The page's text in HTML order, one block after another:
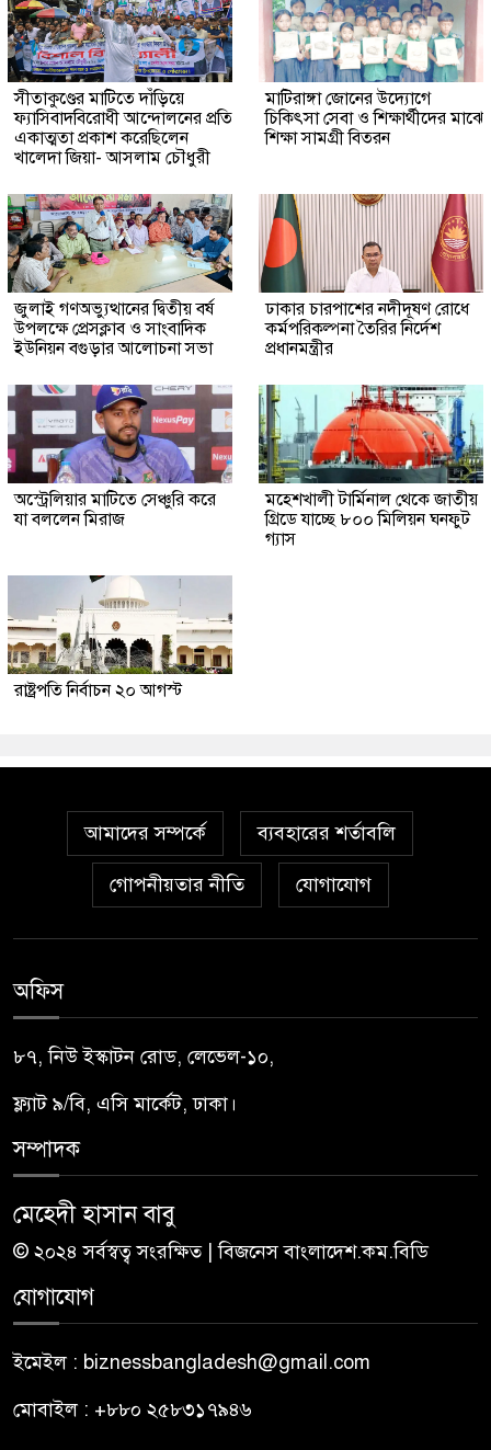
সীতাকুণ্ডের মাটিতে দাঁড়িয়ে
ফ্যাসিবাদবিরোধী আন্দোলনের প্রতি
একাত্মতা প্রকাশ করেছিলেন
খালেদা জিয়া- আসলাম চৌধুরী
মাটিরাঙ্গা জোনের উদ্যোগে
চিকিৎসা সেবা ও শিক্ষার্থীদের মাঝে
শিক্ষা সামগ্রী বিতরন
জুলাই গণঅভ্যুত্থানের দ্বিতীয় বর্ষ
উপলক্ষে প্রেসক্লাব ও সাংবাদিক
ইউনিয়ন বগুড়ার আলোচনা সভা
ঢাকার চারপাশের নদীদূষণ রোধে
কর্মপরিকল্পনা তৈরির নির্দেশ
প্রধানমন্ত্রীর
অস্ট্রেলিয়ার মাটিতে সেঞ্চুরি করে
যা বললেন মিরাজ
মহেশখালী টার্মিনাল থেকে জাতীয়
গ্রিডে যাচ্ছে ৮০০ মিলিয়ন ঘনফুট
গ্যাস
রাষ্ট্রপতি নির্বাচন ২০ আগস্ট
আমাদের সম্পর্কে ব্যবহারের শর্তাবলি
গোপনীয়তার নীতি যোগাযোগ
অফিস
৮৭, নিউ ইস্কাটন রোড, লেভেল-১০,
ফ্ল্যাট ৯/বি, এসি মার্কেট, ঢাকা।
সম্পাদক
মেহেদী হাসান বাবু
© ২০২৪ সর্বস্বত্ব সংরক্ষিত | বিজনেস বাংলাদেশ.কম.বিডি
যোগাযোগ
ইমেইল : biznessbangladesh@gmail.com
মোবাইল : +৮৮০ ২৫৮৩১৭৯৪৬